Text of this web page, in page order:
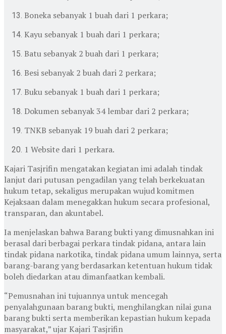
Boneka sebanyak 1 buah dari 1 perkara;
Kayu sebanyak 1 buah dari 1 perkara;
Batu sebanyak 2 buah dari 1 perkara;
Besi sebanyak 2 buah dari 2 perkara;
Buku sebanyak 1 buah dari 1 perkara;
Dokumen sebanyak 34 lembar dari 2 perkara;
TNKB sebanyak 19 buah dari 2 perkara;
1 Website dari 1 perkara.
Kajari Tasjrifin mengatakan kegiatan imi adalah tindak
lanjut dari putusan pengadilan yang telah berkekuatan
hukum tetap, sekaligus merupakan wujud komitmen
Kejaksaan dalam menegakkan hukum secara profesional,
transparan, dan akuntabel.
Ia menjelaskan bahwa Barang bukti yang dimusnahkan ini
berasal dari berbagai perkara tindak pidana, antara lain
tindak pidana narkotika, tindak pidana umum lainnya, serta
barang-barang yang berdasarkan ketentuan hukum tidak
boleh diedarkan atau dimanfaatkan kembali.
“Pemusnahan ini tujuannya untuk mencegah
penyalahgunaan barang bukti, menghilangkan nilai guna
barang bukti serta memberikan kepastian hukum kepada
masyarakat,” ujar Kajari Tasjrifin